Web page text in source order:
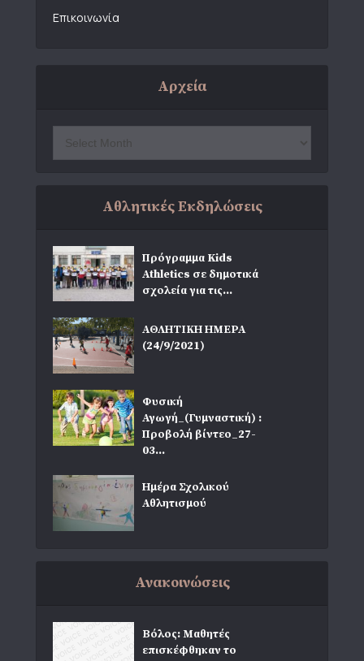
Επικοινωνία
Αρχεία
Αθλητικές Εκδηλώσεις
Πρόγραμμα Kids
Athletics σε δημοτικά
σχολεία για τις...
ΑΘΛΗΤΙΚΗ ΗΜΕΡΑ
(24/9/2021)
Φυσική
Αγωγή_(Γυμναστική) :
Προβολή βίντεο_27-
03...
Ημέρα Σχολικού
Αθλητισμού
Ανακοινώσεις
Βόλος: Μαθητές
επισκέφθηκαν το